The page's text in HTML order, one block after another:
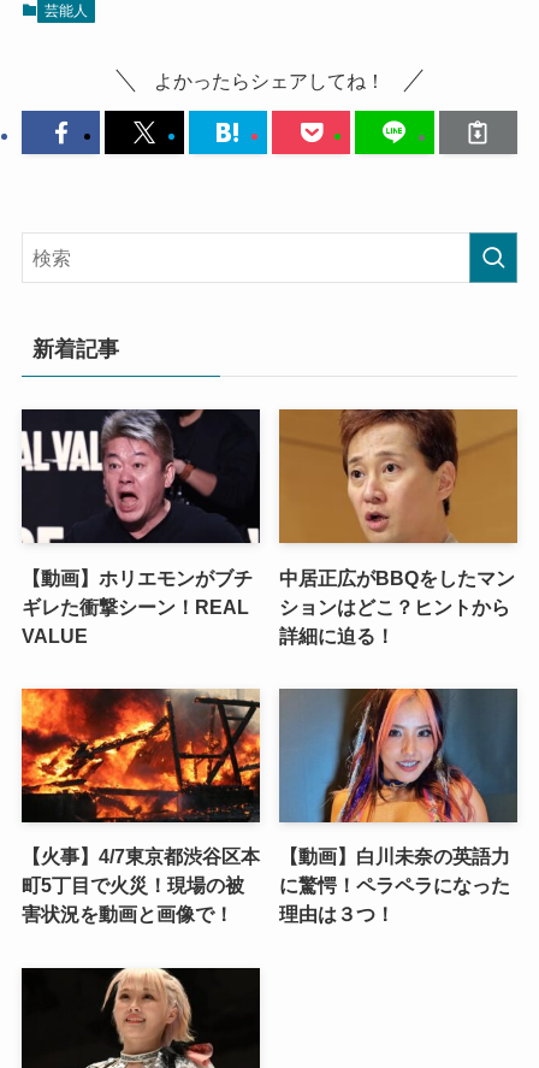
芸能人
よかったらシェアしてね！
新着記事
【動画】ホリエモンがブチ
ギレた衝撃シーン！REAL
VALUE
中居正広がBBQをしたマン
ションはどこ？ヒントから
詳細に迫る！
【火事】4/7東京都渋谷区本
町5丁目で火災！現場の被
害状況を動画と画像で！
【動画】白川未奈の英語力
に驚愕！ペラペラになった
理由は３つ！